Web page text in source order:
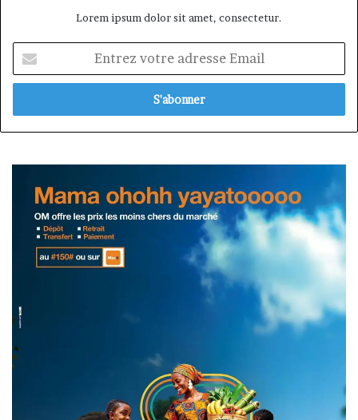
Lorem ipsum dolor sit amet, consectetur.
votre
adresse